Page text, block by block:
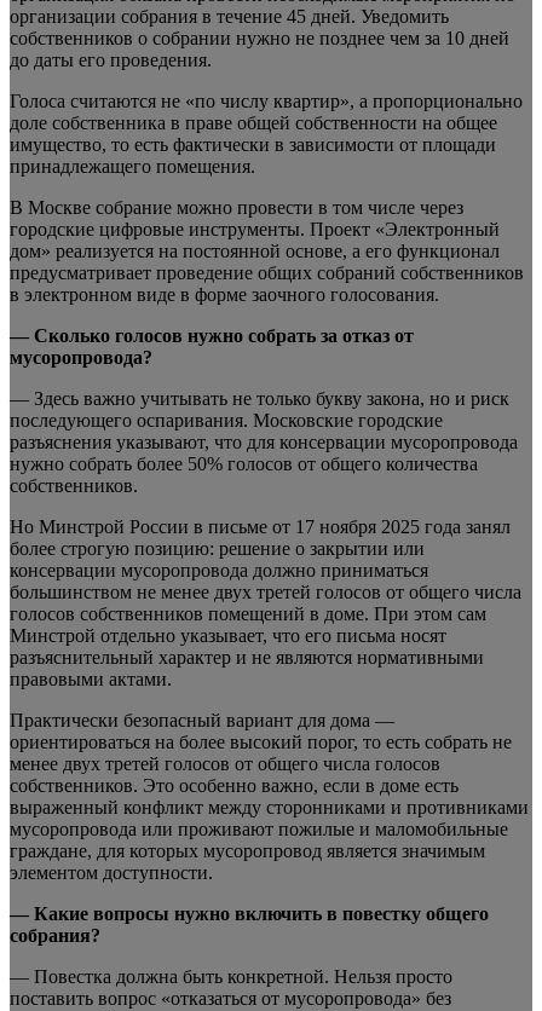
организации собрания в течение 45 дней. Уведомить
собственников о собрании нужно не позднее чем за 10 дней
до даты его проведения.
Голоса считаются не «по числу квартир», а пропорционально
доле собственника в праве общей собственности на общее
имущество, то есть фактически в зависимости от площади
принадлежащего помещения.
В Москве собрание можно провести в том числе через
городские цифровые инструменты. Проект «Электронный
дом» реализуется на постоянной основе, а его функционал
предусматривает проведение общих собраний собственников
в электронном виде в форме заочного голосования.
— Сколько голосов нужно собрать за отказ от
мусоропровода?
— Здесь важно учитывать не только букву закона, но и риск
последующего оспаривания. Московские городские
разъяснения указывают, что для консервации мусоропровода
нужно собрать более 50% голосов от общего количества
собственников.
Но Минстрой России в письме от 17 ноября 2025 года занял
более строгую позицию: решение о закрытии или
консервации мусоропровода должно приниматься
большинством не менее двух третей голосов от общего числа
голосов собственников помещений в доме. При этом сам
Минстрой отдельно указывает, что его письма носят
разъяснительный характер и не являются нормативными
правовыми актами.
Практически безопасный вариант для дома —
ориентироваться на более высокий порог, то есть собрать не
менее двух третей голосов от общего числа голосов
собственников. Это особенно важно, если в доме есть
выраженный конфликт между сторонниками и противниками
мусоропровода или проживают пожилые и маломобильные
граждане, для которых мусоропровод является значимым
элементом доступности.
— Какие вопросы нужно включить в повестку общего
собрания?
— Повестка должна быть конкретной. Нельзя просто
поставить вопрос «отказаться от мусоропровода» без